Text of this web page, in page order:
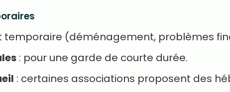
temporaire (déménagement, problèmes
: pour une garde de courte durée.
: certaines associations proposent des